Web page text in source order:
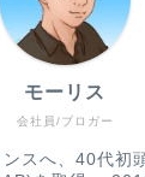
会社員/ブロガー
モーリス
スへ、40代初